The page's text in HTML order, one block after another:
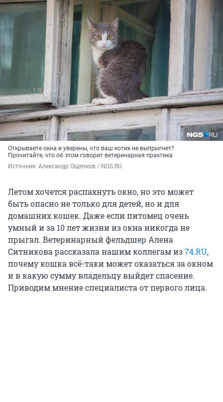
Открываете окна и уверены, что ваш котик не выпрыгнет?
Прочитайте, что об этом говорит ветеринарная практика
Источник: Александр Ощепков / NGS.RU
Летом хочется распахнуть окно, но это может
быть опасно не только для детей, но и для
домашних кошек. Даже если питомец очень
умный и за 10 лет жизни из окна никогда не
прыгал. Ветеринарный фельдшер Алена
Ситникова рассказала нашим коллегам из74.RU,
почему кошка всё-таки может оказаться за окном
и в какую сумму владельцу выйдет спасение.
Приводим мнение специалиста от первого лица.